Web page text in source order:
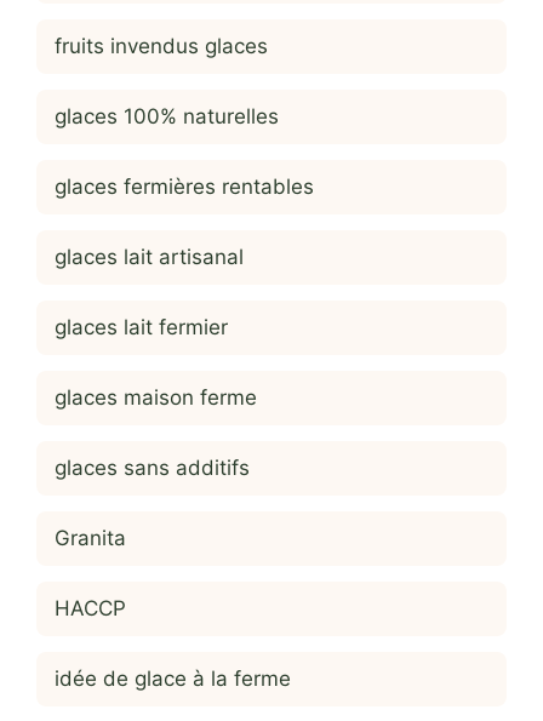
fruits invendus glaces
glaces 100% naturelles
glaces fermières rentables
glaces lait artisanal
glaces lait fermier
glaces maison ferme
glaces sans additifs
Granita
HACCP
idée de glace à la ferme